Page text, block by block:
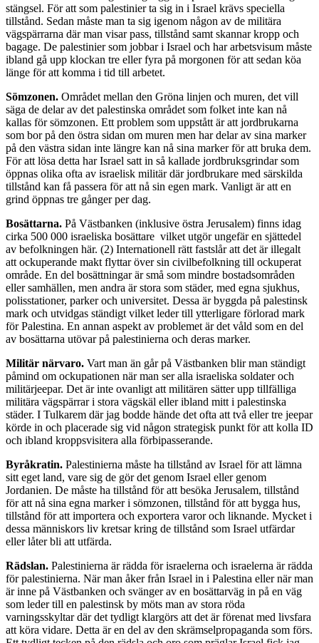
stängsel. För att som palestinier ta sig in i Israel krävs speciella
tillstånd. Sedan måste man ta sig igenom någon av de militära
vägspärrarna där man visar pass, tillstånd samt skannar kropp och
bagage. De palestinier som jobbar i Israel och har arbetsvisum måste
ibland gå upp klockan tre eller fyra på morgonen för att sedan köa
länge för att komma i tid till arbetet.
Sömzonen. Området mellan den Gröna linjen och muren, det vill
säga de delar av det palestinska området som folket inte kan nå
kallas för sömzonen. Ett problem som uppstått är att jordbrukarna
som bor på den östra sidan om muren men har delar av sina marker
på den västra sidan inte längre kan nå sina marker för att bruka dem.
För att lösa detta har Israel satt in så kallade jordbruksgrindar som
öppnas olika ofta av israelisk militär där jordbrukare med särskilda
tillstånd kan få passera för att nå sin egen mark. Vanligt är att en
grind öppnas tre gånger per dag.
Bosättarna. På Västbanken (inklusive östra Jerusalem) finns idag
cirka 500 000 israeliska bosättare vilket utgör ungefär en sjättedel
av befolkningen här. (2) Internationell rätt fastslår att det är illegalt
att ockuperande makt flyttar över sin civilbefolkning till ockuperat
område. En del bosättningar är små som mindre bostadsområden
eller samhällen, men andra är stora som städer, med egna sjukhus,
polisstationer, parker och universitet. Dessa är byggda på palestinsk
mark och utvidgas ständigt vilket leder till ytterligare förlorad mark
för Palestina. En annan aspekt av problemet är det våld som en del
av bosättarna utövar på palestinierna och deras marker.
Militär närvaro. Vart man än går på Västbanken blir man ständigt
påmind om ockupationen när man ser alla israeliska soldater och
militärjeepar. Det är inte ovanligt att militären sätter upp tillfälliga
militära vägspärrar i stora vägskäl eller ibland mitt i palestinska
städer. I Tulkarem där jag bodde hände det ofta att två eller tre jeepar
körde in och placerade sig vid någon strategisk punkt för att kolla ID
och ibland kroppsvisitera alla förbipasserande.
Byråkratin. Palestinierna måste ha tillstånd av Israel för att lämna
sitt eget land, vare sig de gör det genom Israel eller genom
Jordanien. De måste ha tillstånd för att besöka Jerusalem, tillstånd
för att nå sina egna marker i sömzonen, tillstånd för att bygga hus,
tillstånd för att importera och exportera varor och liknande. Mycket i
dessa människors liv kretsar kring de tillstånd som Israel utfärdar
eller låter bli att utfärda.
Rädslan. Palestinierna är rädda för israelerna och israelerna är rädda
för palestinierna. När man åker från Israel in i Palestina eller när man
är inne på Västbanken och svänger av en bosättarväg in på en väg
som leder till en palestinsk by möts man av stora röda
varningsskyltar där det tydligt klargörs att det är förenat med livsfara
att köra vidare. Detta är en del av den skrämselpropaganda som förs.